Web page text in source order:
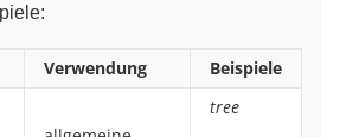
Verwendung Beispiele
tree